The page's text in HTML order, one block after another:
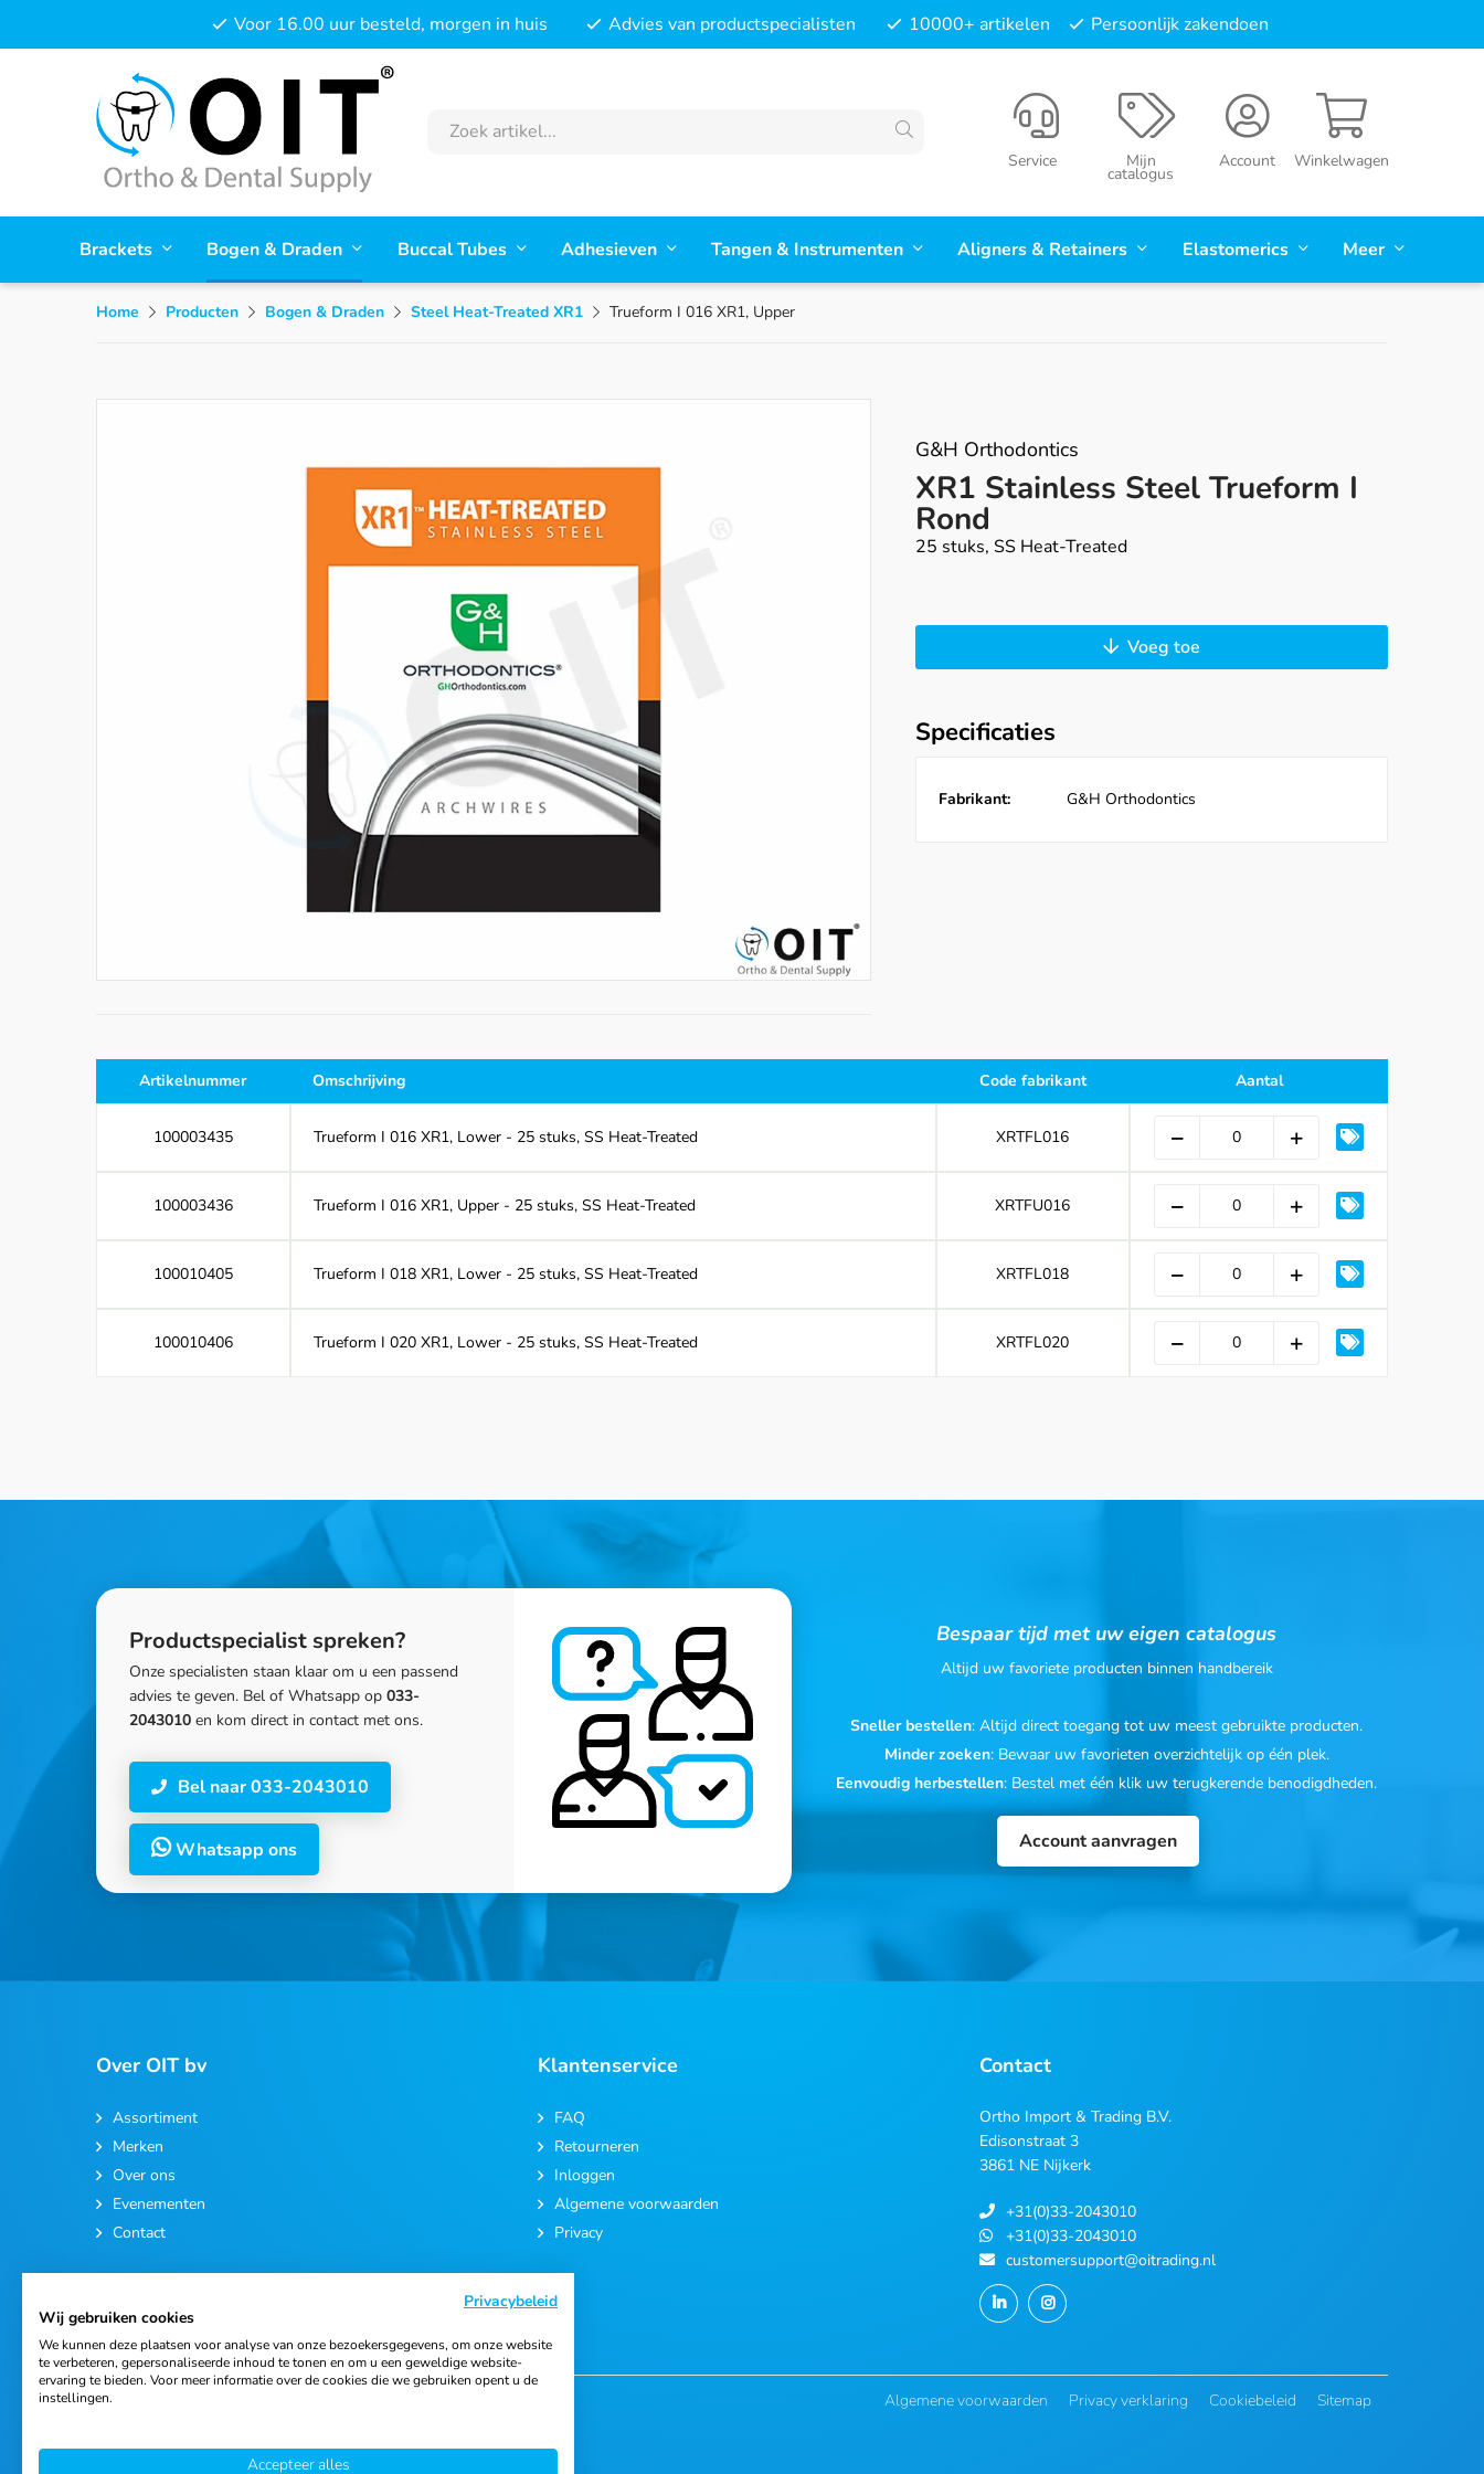
Voor 16.00 uur besteld, morgen in huis Advies van productspecialisten 10000+ artikelen Persoonlijk zakendoen
Winkelwagen
Account
Mijn
catalogus
Service
Brackets Bogen & Draden Buccal Tubes Adhesieven Tangen & Instrumenten Aligners & Retainers Elastomerics Meer
Home Producten Bogen & Draden Steel Heat-Treated XR1 Trueform I 016 XR1, Upper
G&H Orthodontics
XR1 Stainless Steel Trueform I
Rond
25 stuks, SS Heat-Treated
Voeg toe
Specificaties
Fabrikant: G&H Orthodontics
Artikelnummer Omschrijving Code fabrikant Aantal
100003435 Trueform I 016 XR1, Lower - 25 stuks, SS Heat-Treated XRTFL016
100003436 Trueform I 016 XR1, Upper - 25 stuks, SS Heat-Treated XRTFU016
100010405 Trueform I 018 XR1, Lower - 25 stuks, SS Heat-Treated XRTFL018
100010406 Trueform I 020 XR1, Lower - 25 stuks, SS Heat-Treated XRTFL020
Productspecialist spreken?
Onze specialisten staan klaar om u een passend
advies te geven. Bel of Whatsapp op 033-
2043010 en kom direct in contact met ons.
Bel naar 033-2043010
Whatsapp ons
Bespaar tijd met uw eigen catalogus
Altijd uw favoriete producten binnen handbereik
Sneller bestellen: Altijd direct toegang tot uw meest gebruikte producten.
Minder zoeken: Bewaar uw favorieten overzichtelijk op één plek.
Eenvoudig herbestellen: Bestel met één klik uw terugkerende benodigdheden.
Account aanvragen
Over OIT bv
Assortiment
Merken
Over ons
Evenementen
Contact
Klantenservice
FAQ
Retourneren
Inloggen
Algemene voorwaarden
Privacy
Contact
Ortho Import & Trading B.V.
Edisonstraat 3
3861 NE Nijkerk
+31(0)33-2043010
+31(0)33-2043010
customersupport@oitrading.nl
© 2026 Ortho Import & Trading B.V. Algemene voorwaarden Privacy verklaring Cookiebeleid Sitemap
Privacybeleid
Wij gebruiken cookies
We kunnen deze plaatsen voor analyse van onze bezoekersgegevens, om onze website
te verbeteren, gepersonaliseerde inhoud te tonen en om u een geweldige website-
ervaring te bieden. Voor meer informatie over de cookies die we gebruiken opent u de
instellingen.
Accepteer alles